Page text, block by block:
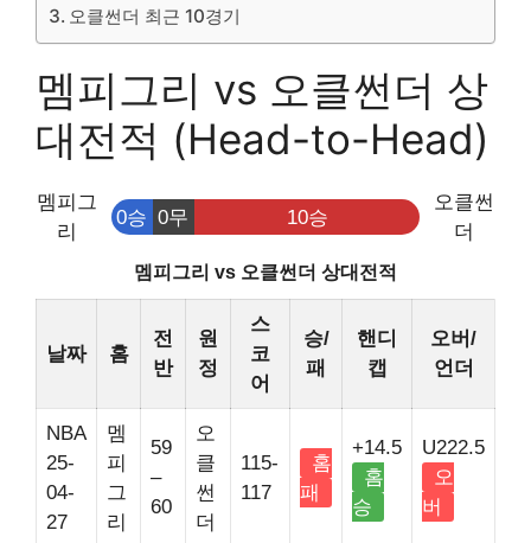
오클썬더 최근 10경기
멤피그리 vs 오클썬더 상
대전적 (Head-to-Head)
멤피그
리
0승 0무 10승
오클썬
더
멤피그리 vs 오클썬더 상대전적
날짜 홈
전
반
원
정
스
코
어
승/
패
핸디
캡
오버/
언더
NBA
25-
04-
27
멤
피
그
리
59
–
60
오
클
썬
더
115-
117
홈
패
+14.5
홈
승
U222.5
오
버